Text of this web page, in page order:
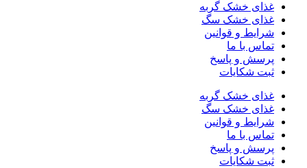
غذای خشک گربه
غذای خشک سگ
شرایط و قوانین
تماس با ما
پرسش و پاسخ
ثبت شکایات
غذای خشک گربه
غذای خشک سگ
شرایط و قوانین
تماس با ما
پرسش و پاسخ
ثبت شکایات